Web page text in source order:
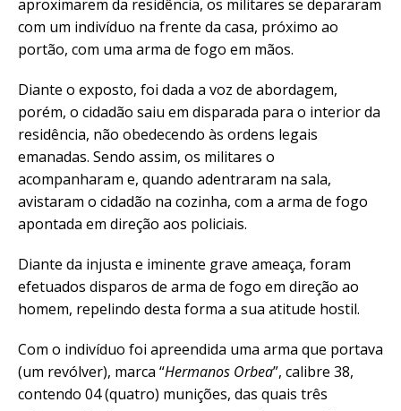
aproximarem da residência, os militares se depararam
com um indivíduo na frente da casa, próximo ao
portão, com uma arma de fogo em mãos.
Diante o exposto, foi dada a voz de abordagem,
porém, o cidadão saiu em disparada para o interior da
residência, não obedecendo às ordens legais
emanadas. Sendo assim, os militares o
acompanharam e, quando adentraram na sala,
avistaram o cidadão na cozinha, com a arma de fogo
apontada em direção aos policiais.
Diante da injusta e iminente grave ameaça, foram
efetuados disparos de arma de fogo em direção ao
homem, repelindo desta forma a sua atitude hostil.
Com o indivíduo foi apreendida uma arma que portava
(um revólver), marca “Hermanos Orbea”, calibre 38,
contendo 04 (quatro) munições, das quais três